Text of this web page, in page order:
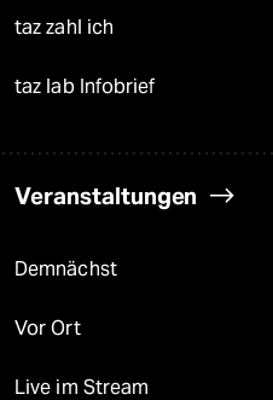
taz zahl ich
taz lab Infobrief
Veranstaltungen
Demnächst
Vor Ort
Live im Stream